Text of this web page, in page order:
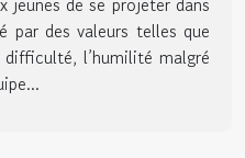
par des valeurs telles que
l’humilité malgré